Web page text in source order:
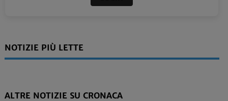
NOTIZIE PIÙ LETTE
ALTRE NOTIZIE SU CRONACA